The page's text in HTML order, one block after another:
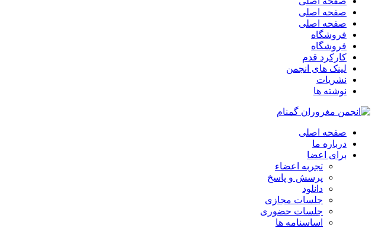
صفحه اصلی
صفحه اصلی
فروشگاه
فروشگاه
کارکرد قدم
لینک های انجمن
نشریات
نوشته ها
صفحه اصلی
درباره ما
برای اعضا
تجربه اعضاء
پرسش و پاسخ
دانلود
جلسات مجازی
جلسات حضوری
اساسنامه ها